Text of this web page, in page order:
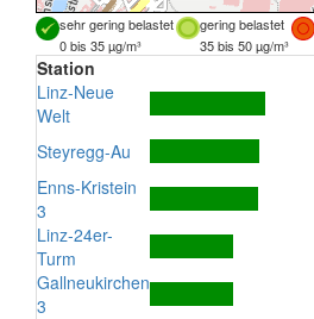
sehr gering belastet gering belastet
0 bis 35 µg/m³
35 bis 50 µg/m³
Station
Linz-Neue
Welt
Steyregg-Au
Enns-Kristein
3
Linz-24er-
Turm
Gallneukirchen
3